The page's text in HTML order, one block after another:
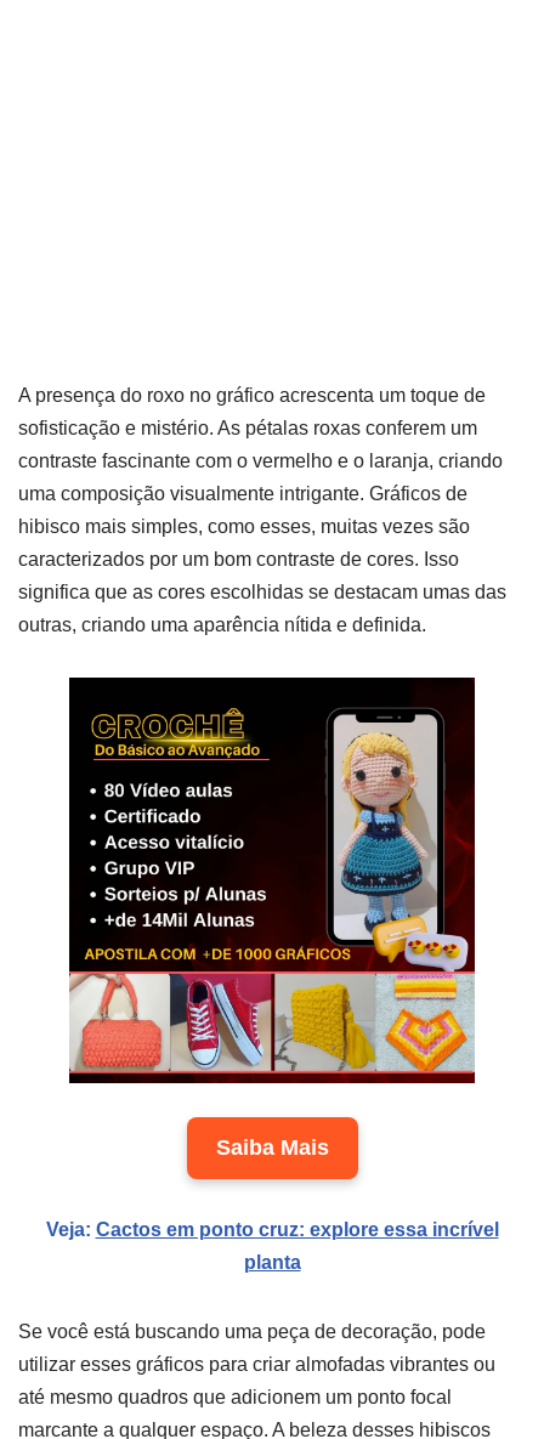
A presença do roxo no gráfico acrescenta um toque de
sofisticação e mistério. As pétalas roxas conferem um
contraste fascinante com o vermelho e o laranja, criando
uma composição visualmente intrigante. Gráficos de
hibisco mais simples, como esses, muitas vezes são
caracterizados por um bom contraste de cores. Isso
significa que as cores escolhidas se destacam umas das
outras, criando uma aparência nítida e definida.
Saiba Mais
Veja: Cactos em ponto cruz: explore essa incrível
planta
Se você está buscando uma peça de decoração, pode
utilizar esses gráficos para criar almofadas vibrantes ou
até mesmo quadros que adicionem um ponto focal
marcante a qualquer espaço. A beleza desses hibiscos